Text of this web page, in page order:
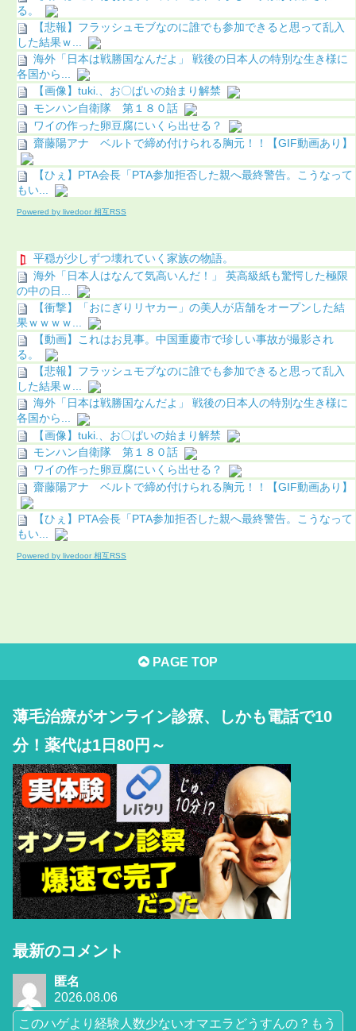
る。
【悲報】フラッシュモブなのに誰でも参加できると思って乱入
した結果ｗ...
海外「日本は戦勝国なんだよ」 戦後の日本人の特別な生き様に
各国から...
【画像】tuki.、お〇ぱいの始まり解禁
モンハン自衛隊 第１８０話
ワイの作った卵豆腐にいくら出せる？
齋藤陽アナ ベルトで締め付けられる胸元！！【GIF動画あり】
【ひぇ】PTA会長「PTA参加拒否した親へ最終警告。こうなって
もい...
Powered by livedoor 相互RSS
平穏が少しずつ壊れていく家族の物語。
海外「日本人はなんて気高いんだ！」 英高級紙も驚愕した極限
の中の日...
【衝撃】「おにぎりリヤカー」の美人が店舗をオープンした結
果ｗｗｗｗ...
【動画】これはお見事。中国重慶市で珍しい事故が撮影され
る。
【悲報】フラッシュモブなのに誰でも参加できると思って乱入
した結果ｗ...
海外「日本は戦勝国なんだよ」 戦後の日本人の特別な生き様に
各国から...
【画像】tuki.、お〇ぱいの始まり解禁
モンハン自衛隊 第１８０話
ワイの作った卵豆腐にいくら出せる？
齋藤陽アナ ベルトで締め付けられる胸元！！【GIF動画あり】
【ひぇ】PTA会長「PTA参加拒否した親へ最終警告。こうなって
もい...
Powered by livedoor 相互RSS
PAGE TOP
薄毛治療がオンライン診療、しかも電話で10
分！薬代は1日80円～
最新のコメント
匿名
2026.08.06
このハゲより経験人数少ないオマエラどうすんの？もう